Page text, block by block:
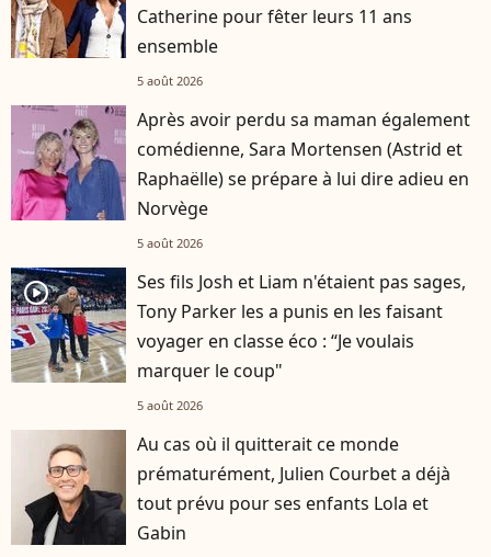
Catherine pour fêter leurs 11 ans
ensemble
5 août 2026
Après avoir perdu sa maman également
comédienne, Sara Mortensen (Astrid et
Raphaëlle) se prépare à lui dire adieu en
Norvège
5 août 2026
player2
Ses fils Josh et Liam n'étaient pas sages,
Tony Parker les a punis en les faisant
voyager en classe éco : “Je voulais
marquer le coup"
5 août 2026
Au cas où il quitterait ce monde
prématurément, Julien Courbet a déjà
tout prévu pour ses enfants Lola et
Gabin